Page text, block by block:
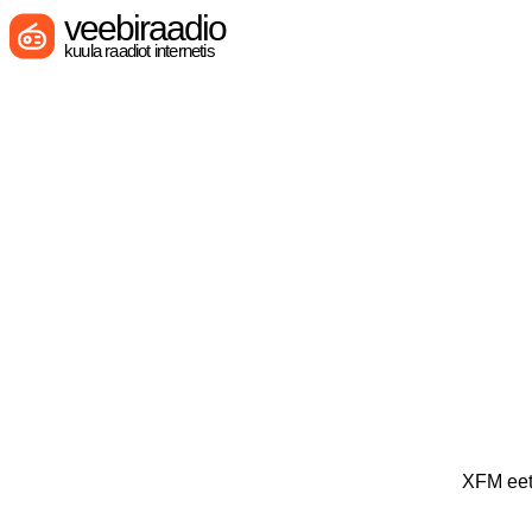
veebiraadio
kuula raadiot internetis
XFM